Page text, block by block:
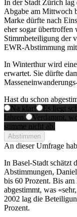
In der Stadt Zürich
Abgabe am Mittwoch
Marke dürfte nach
eher sogar übertroffen
Stimmbeteiligung der
EWR-Abstimmung
In Winterthur wird
erwartet. Sie dürfte
Hast du schon
Na klar!
Es liegt
fahren.
Verdammt,
stimme nicht ab.
Abstimmen
An dieser Umfrage
In Basel-Stadt schätzt
Abstimmungen,
bis 60 Prozent. Bis
abgestimmt, was
2002 lag die
Prozent.